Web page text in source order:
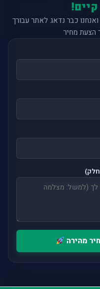
כבר נדאג לאתר עבורך
הצעת מחיר
מהירה